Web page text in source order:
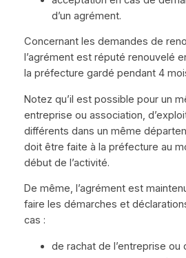
d’un agrément.
Concernant les demandes de
l’agrément est réputé renouvelé
la préfecture gardé pendant 4
Notez qu’il est possible pour un
entreprise ou association,
différents dans un même
doit être faite à la préfecture au
début de l’activité.
De même, l’agrément est
faire les démarches et
cas :
de rachat de l’entreprise ou